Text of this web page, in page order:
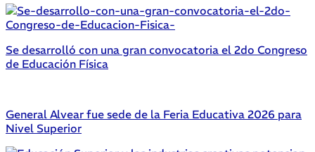
Se desarrolló con una gran convocatoria el 2do Congreso
de Educación Física
General Alvear fue sede de la Feria Educativa 2026 para
Nivel Superior